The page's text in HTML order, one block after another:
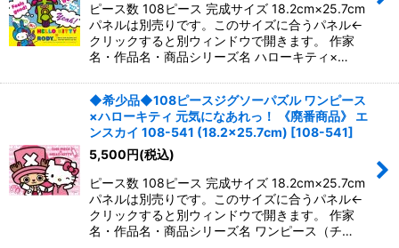
ピース数 108ピース 完成サイズ 18.2cm×25.7cm
パネルは別売りです。このサイズに合うパネル←
クリックすると別ウィンドウで開きます。 作家
名・作品名・商品シリーズ名 ハローキティ×…
◆希少品◆108ピースジグソーパズル ワンピース
×ハローキティ 元気になあれっ！ 《廃番商品》 エ
ンスカイ 108-541 (18.2×25.7cm) [108-541]
5,500円(税込)
ピース数 108ピース 完成サイズ 18.2cm×25.7cm
パネルは別売りです。このサイズに合うパネル←
クリックすると別ウィンドウで開きます。 作家
名・作品名・商品シリーズ名 ワンピース（チ…